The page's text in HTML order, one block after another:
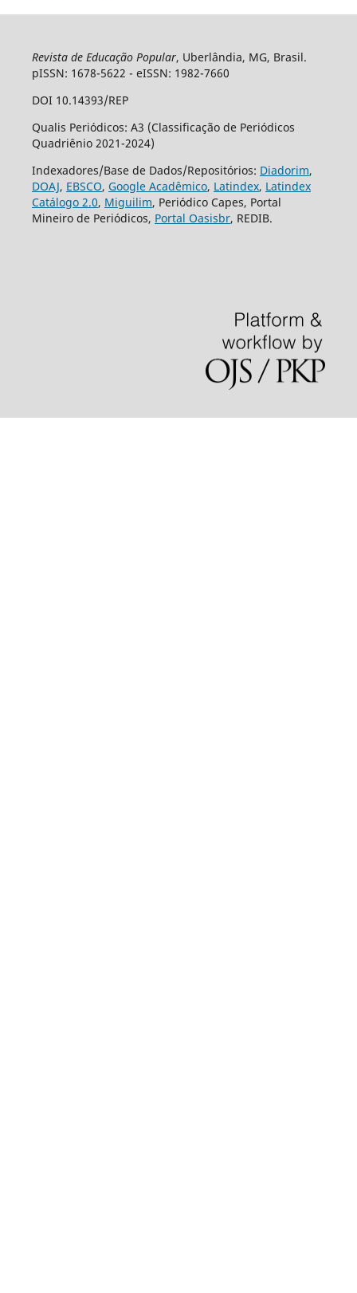
Revista de Educação Popular, Uberlândia, MG, Brasil.
pISSN: 1678-5622 - eISSN: 1982-7660
DOI 10.14393/REP
Qualis Periódicos: A3 (Classificação de Periódicos
Quadriênio 2021-2024)
Indexadores/Base de Dados/Repositórios: Diadorim,
DOAJ, EBSCO, Google Acadêmico, Latindex, Latindex
Catálogo 2.0, Miguilim, Periódico Capes, Portal
Mineiro de Periódicos, Portal Oasisbr, REDIB.